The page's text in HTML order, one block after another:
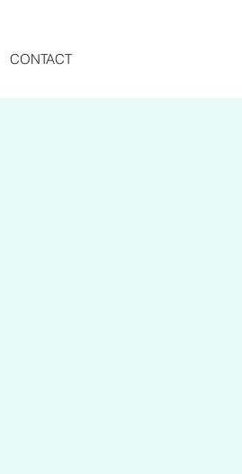
CONTACT